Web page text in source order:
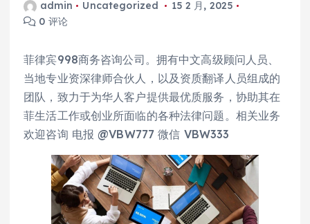
admin Uncategorized
15 2 月, 2025
0 评论
菲律宾998商务咨询公司。拥有中文高级顾问人员、
当地专业资深律师合伙人，以及资质翻译人员组成的
团队，致力于为华人客户提供最优质服务，协助其在
菲生活工作或创业所面临的各种法律问题。相关业务
欢迎咨询 电报 @VBW777 微信 VBW333